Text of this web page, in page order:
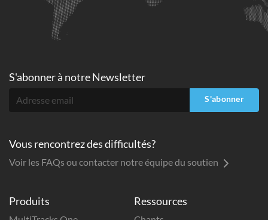
Produits Ressources
S'abonner à notre Newsletter
S'abonner
Vous rencontrez des difficultés?
Voir les FAQs ou contacter notre équipe du soutien